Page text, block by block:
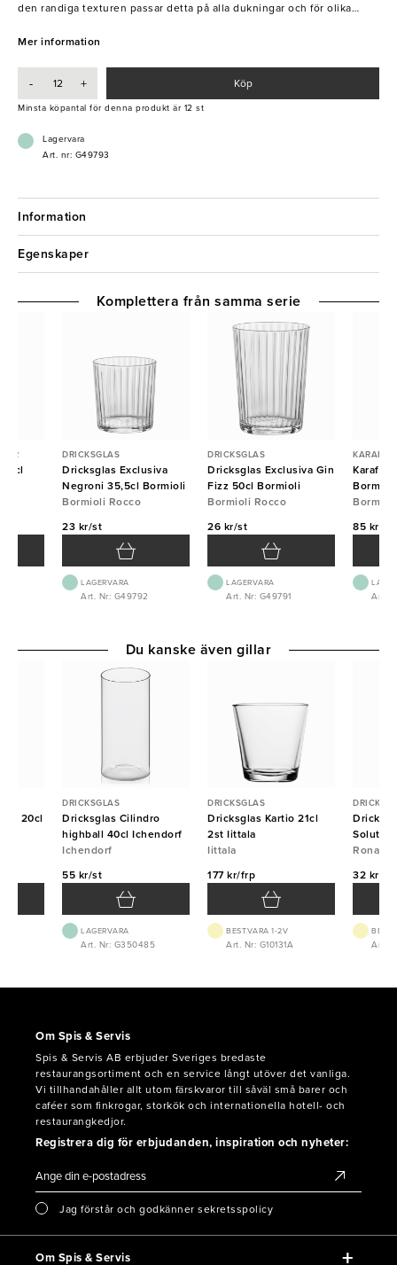
den randiga texturen passar detta på alla dukningar och för olika
eller en syrlig lemonad i detta glas, kommer du att göra ett gott
- Tål maskindisk
- Elegant design
Mer information
- + Köp
Minsta köpantal för denna produkt är 12 st
Lagervara
Art. nr: G49793
Information
Egenskaper
DRICKSGLAS
Dricksglas Exclusiva
Negroni 35,5cl Bormioli
Bormioli Rocco
23 kr/st
LAGERVARA
Art. Nr: G49792
DRICKSGLAS
Dricksglas Exclusiva Gin
Fizz 50cl Bormioli
Bormioli Rocco
26 kr/st
LAGERVARA
Art. Nr: G49791
Karaff
85 kr/st
Art.
Komplettera från samma serie
20cl
DRICKSGLAS
Dricksglas Cilindro
highball 40cl Ichendorf
Ichendorf
55 kr/st
LAGERVARA
Art. Nr: G350485
DRICKSGLAS
Dricksglas Kartio 21cl
2st Iittala
Iittala
177 kr/frp
BEST.VARA 1-2V
Art. Nr: G10131A
Rona
Rona
32 kr/st
Art.
Du kanske även gillar
Om Spis & Servis
Spis & Servis AB erbjuder Sveriges bredaste
restaurangsortiment och en service långt utöver det vanliga.
Vi tillhandahåller allt utom färskvaror till såväl små barer och
caféer som finkrogar, storkök och internationella hotell- och
restaurangkedjor.
Registrera dig för erbjudanden, inspiration och nyheter:
Jag förstår och godkänner sekretsspolicy
Om Spis & Servis